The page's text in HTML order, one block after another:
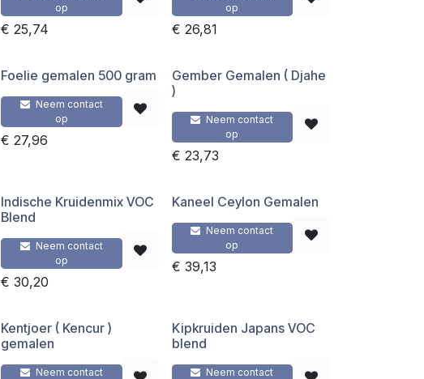
op
€25,74
op
€ 26,81
Foelie gemalen 500 gram
Neem contact
op
€27,96
Gember Gemalen ( Djahe
)
Neem contact
op
€ 23,73
Indische Kruidenmix VOC
Blend
Neem contact
op
€30,20
Kaneel Ceylon Gemalen
Neem contact
op
€ 39,13
Kentjoer ( Kencur )
gemalen
Neem contact
Kipkruiden Japans VOC
blend
Neem contact